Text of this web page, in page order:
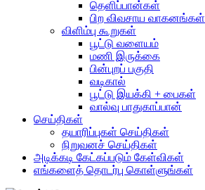
தெளிப்பான்கள்
பிற விவசாய வாகனங்கள்
விளிம்பு கூறுகள்
பூட்டு வளையம்
மணி இருக்கை
பின்புறப் பகுதி
வடிகால்
பூட்டு இயக்கி + பைகள்
வால்வு பாதுகாப்பான்
செய்திகள்
தயாரிப்புகள் செய்திகள்
நிறுவனச் செய்திகள்
அடிக்கடி கேட்கப்படும் கேள்விகள்
எங்களைத் தொடர்பு கொள்ளுங்கள்